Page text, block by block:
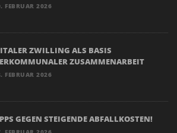
FEBRUAR 2026
ZWILLING ALS BASIS
ZUSAMMENARBEIT
FEBRUAR 2026
GEGEN STEIGENDE ABFALLKOSTEN!